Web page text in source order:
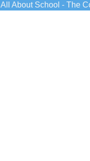
All About School - The